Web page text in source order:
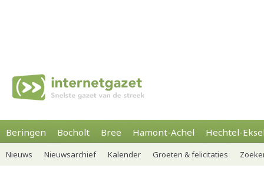
Beringen Bocholt Bree Hamont-Achel Hechtel-
Nieuws Nieuwsarchief Kalender Groeten & felicitaties